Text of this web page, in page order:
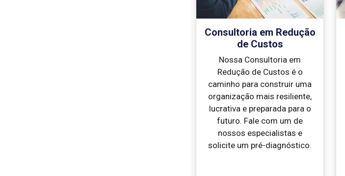
Consultoria em Redução
de Custos
Nossa Consultoria em
Redução de Custos é o
caminho para construir uma
organização mais resiliente,
lucrativa e preparada para o
futuro. Fale com um de
nossos especialistas e
solicite um pré-diagnóstico.